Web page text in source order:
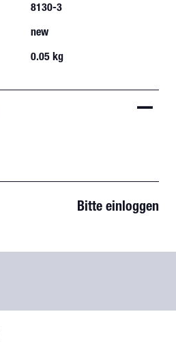
8130-3
new
0.05 kg
Bitte einloggen